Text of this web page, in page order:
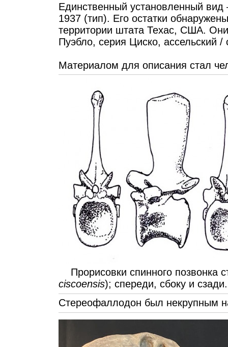
Единственный установленный
1937 (тип). Его остатки
территории штата Техас, США.
Пуэбло, серия Циско, ассельский
Материалом для описания стал
Прорисовки спинного позвонка
ciscoensis); спереди, сбоку и
Стереофаллодон был некрупным